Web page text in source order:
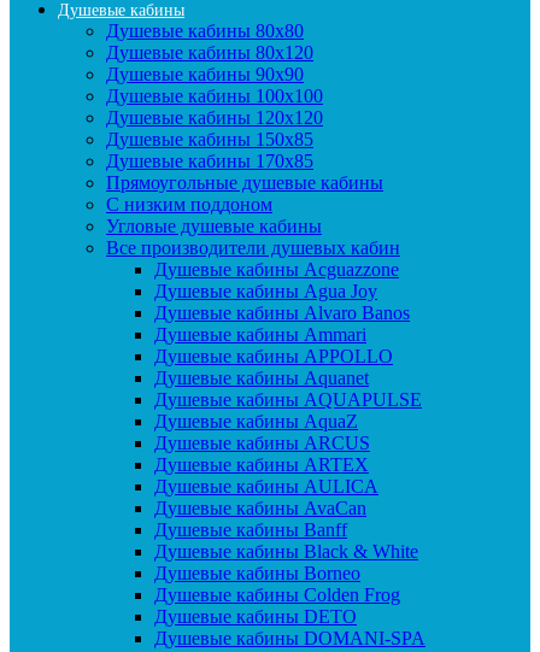
Душевые кабины
Душевые кабины 80x80
Душевые кабины 80x120
Душевые кабины 90х90
Душевые кабины 100x100
Душевые кабины 120x120
Душевые кабины 150x85
Душевые кабины 170x85
Прямоугольные душевые кабины
С низким поддоном
Угловые душевые кабины
Все производители душевых кабин
Душевые кабины Acguazzone
Душевые кабины Agua Joy
Душевые кабины Alvaro Banos
Душевые кабины Ammari
Душевые кабины APPOLLO
Душевые кабины Aquanet
Душевые кабины AQUAPULSE
Душевые кабины AquaZ
Душевые кабины ARCUS
Душевые кабины ARTEX
Душевые кабины AULICA
Душевые кабины AvaCan
Душевые кабины Banff
Душевые кабины Black & White
Душевые кабины Borneo
Душевые кабины Colden Frog
Душевые кабины DETO
Душевые кабины DOMANI-SPA